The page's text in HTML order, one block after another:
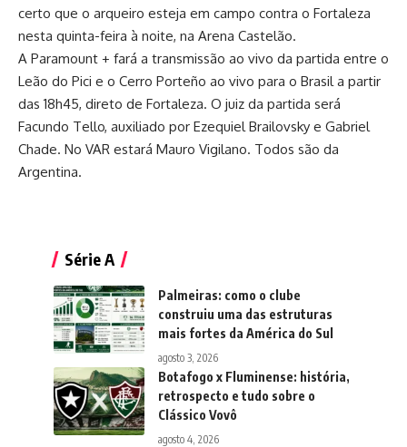
certo que o arqueiro esteja em campo contra o Fortaleza
nesta quinta-feira à noite, na Arena Castelão.
A Paramount + fará a transmissão ao vivo da partida entre o
Leão do Pici e o Cerro Porteño ao vivo para o Brasil a partir
das 18h45, direto de Fortaleza. O juiz da partida será
Facundo Tello, auxiliado por Ezequiel Brailovsky e Gabriel
Chade. No VAR estará Mauro Vigilano. Todos são da
Argentina.
Série A
Palmeiras: como o clube
construiu uma das estruturas
mais fortes da América do Sul
agosto 3, 2026
Botafogo x Fluminense: história,
retrospecto e tudo sobre o
Clássico Vovô
agosto 4, 2026